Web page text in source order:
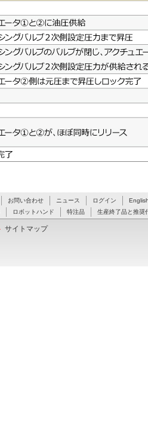
お問い合わせ ニュース ログイン
ロボットハンド 特注品 生産終了品と推奨
サイトマップ